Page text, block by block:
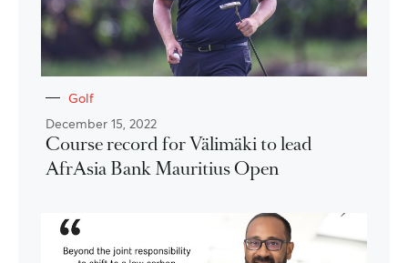
Golf
December 15, 2022
Course record for Välimäki to lead
AfrAsia Bank Mauritius Open